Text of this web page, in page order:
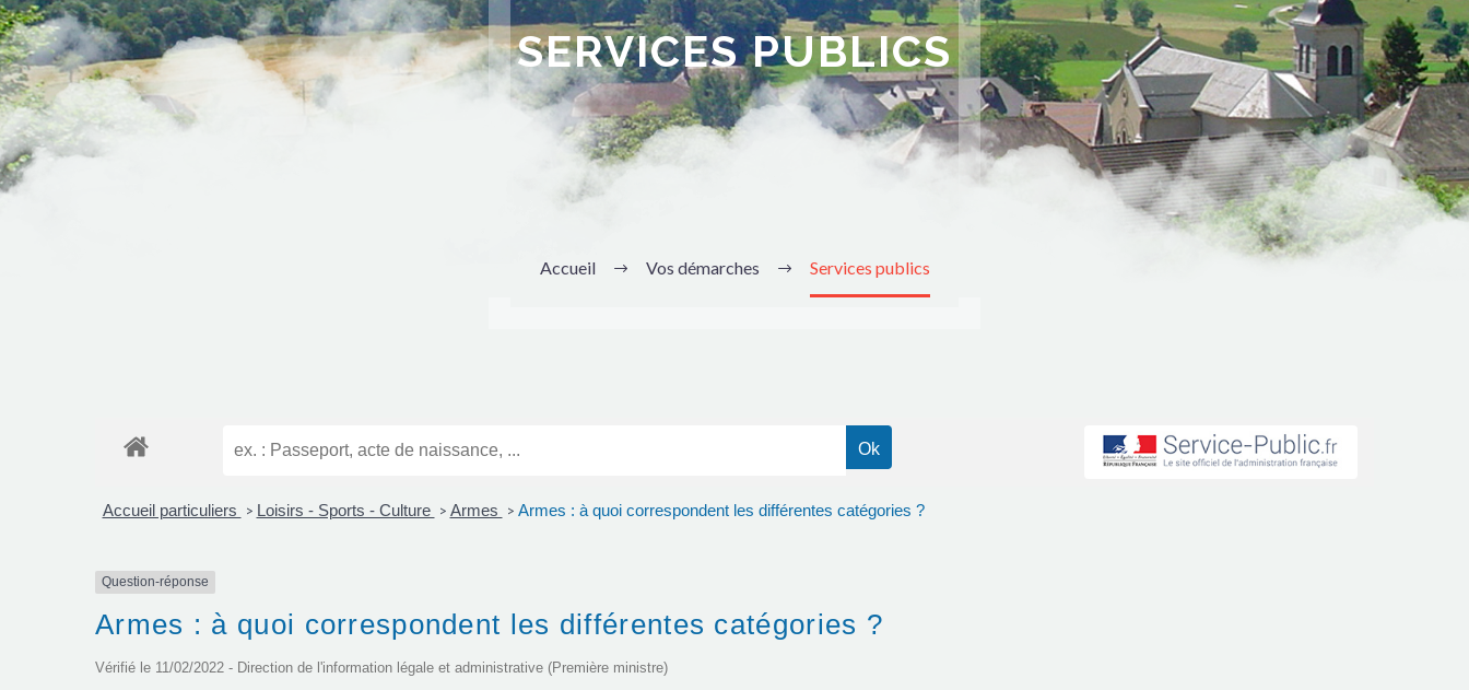
SERVICES PUBLICS
Accueil Vos démarches Services publics
Accueil particuliers > Loisirs - Sports - Culture > Armes > Armes : à quoi correspondent les différentes catégories ?
Question-réponse
Armes : à quoi correspondent les différentes catégories ?
Vérifié le 11/02/2022 - Direction de l'information légale et administrative (Première ministre)